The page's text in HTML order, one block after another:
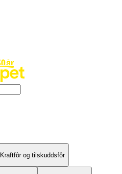
Kraftfôr og tilskuddsfôr